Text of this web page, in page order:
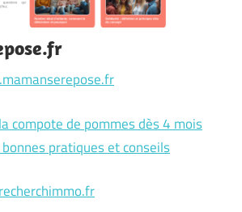
compote de pommes dès 4 mois
pratiques et conseils
recherchimmo.fr